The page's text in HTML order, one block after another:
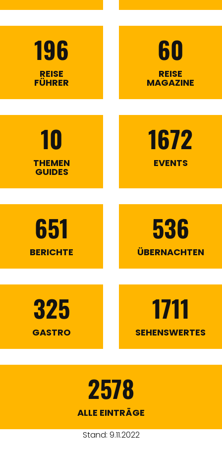
196
REISE
FÜHRER
60
REISE
MAGAZINE
10
THEMEN
GUIDES
1672
EVENTS
651
BERICHTE
536
ÜBERNACHTEN
325
GASTRO
1711
SEHENSWERTES
2578
ALLE EINTRÄGE
Stand: 9.11.2022